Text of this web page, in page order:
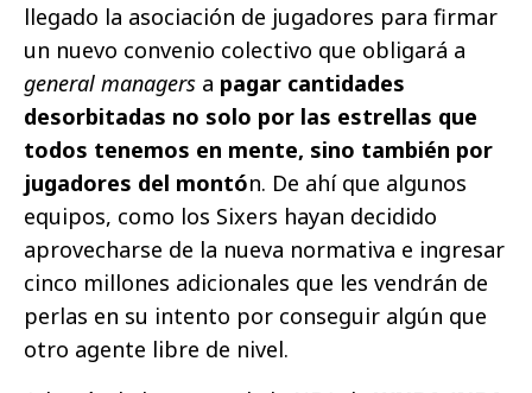
llegado la asociación de jugadores para firmar
un nuevo convenio colectivo que obligará a
general managers a pagar cantidades
desorbitadas no solo por las estrellas que
todos tenemos en mente, sino también por
jugadores del montón. De ahí que algunos
equipos, como los Sixers hayan decidido
aprovecharse de la nueva normativa e ingresar
cinco millones adicionales que les vendrán de
perlas en su intento por conseguir algún que
otro agente libre de nivel.